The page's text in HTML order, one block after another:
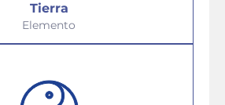
Tierra
Elemento